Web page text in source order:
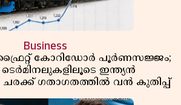
Business
ഫ്രൈറ്റ് കോറിഡോർ പൂർണസജ്ജം;
ഇന്ത്യൻ
ഗതാഗതത്തിൽ വൻ കുതിപ്പ്